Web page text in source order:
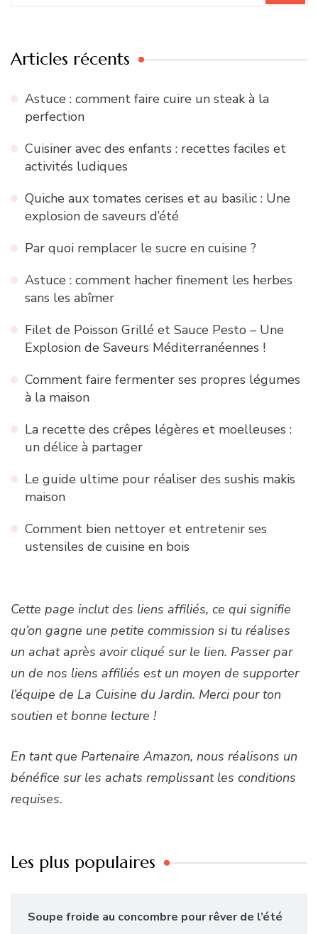
Articles récents
Astuce : comment faire cuire un steak à la
perfection
Cuisiner avec des enfants : recettes faciles et
activités ludiques
Quiche aux tomates cerises et au basilic : Une
explosion de saveurs d’été
Par quoi remplacer le sucre en cuisine ?
Astuce : comment hacher finement les herbes
sans les abîmer
Filet de Poisson Grillé et Sauce Pesto – Une
Explosion de Saveurs Méditerranéennes !
Comment faire fermenter ses propres légumes
à la maison
La recette des crêpes légères et moelleuses :
un délice à partager
Le guide ultime pour réaliser des sushis makis
maison
Comment bien nettoyer et entretenir ses
ustensiles de cuisine en bois
Cette page inclut des liens affiliés, ce qui signifie
qu’on gagne une petite commission si tu réalises
un achat après avoir cliqué sur le lien. Passer par
un de nos liens affiliés est un moyen de supporter
l’équipe de La Cuisine du Jardin. Merci pour ton
soutien et bonne lecture !
En tant que Partenaire Amazon, nous réalisons un
bénéfice sur les achats remplissant les conditions
requises.
Les plus populaires
Soupe froide au concombre pour rêver de l’été